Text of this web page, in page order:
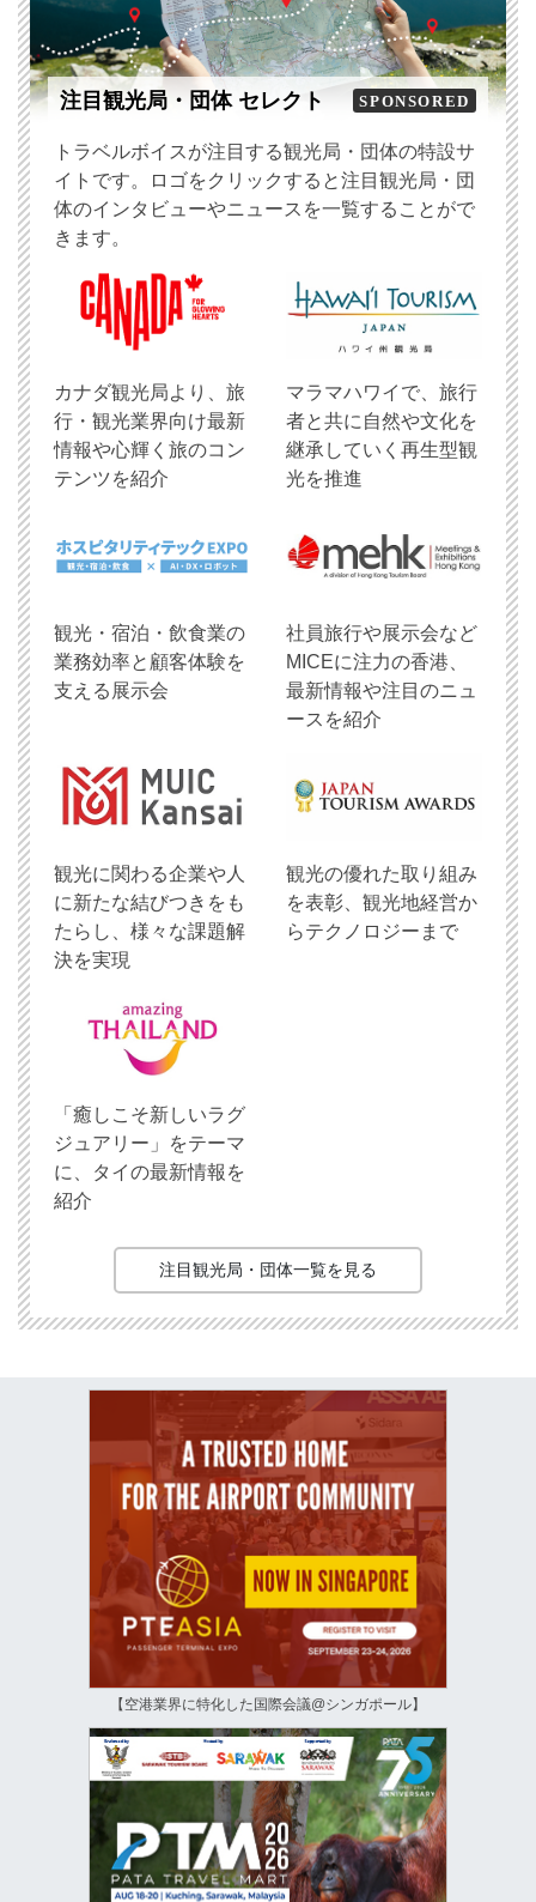
注目観光局・団体 セレクト SPONSORED
トラベルボイスが注目する観光局・団体の特設サ
イトです。ロゴをクリックすると注目観光局・団
体のインタビューやニュースを一覧することがで
きます。
​カナダ観光局より、旅
行・観光業界向け最新
情報や心輝く旅のコン
テンツを紹介
マラマハワイで、旅行
者と共に自然や文化を
継承していく再生型観
光を推進
観光・宿泊・飲食業の
業務効率と顧客体験を
支える展示会
社員旅行や展示会など
MICEに注力の香港、
最新情報や注目のニュ
ースを紹介
観光に関わる企業や人
に新たな結びつきをも
たらし、様々な課題解
決を実現
観光の優れた取り組み
を表彰、観光地経営か
らテクノロジーまで
「癒しこそ新しいラグ
ジュアリー」をテーマ
に、タイの最新情報を
紹介
注目観光局・団体一覧を見る
【空港業界に特化した国際会議@シンガポール】